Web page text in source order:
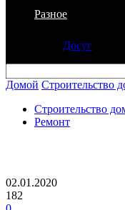
Разное
Досуг
Домой Строительство
Строительство
Ремонт
02.01.2020
182